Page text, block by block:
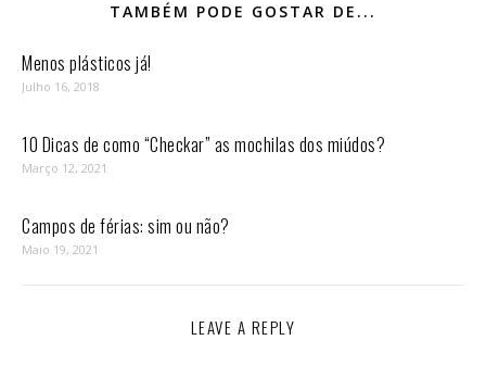
TAMBÉM PODE GOSTAR DE...
Menos plásticos já!
Julho 16, 2018
10 Dicas de como “Checkar” as mochilas dos miúdos?
Março 12, 2021
Campos de férias: sim ou não?
Maio 19, 2021
LEAVE A REPLY